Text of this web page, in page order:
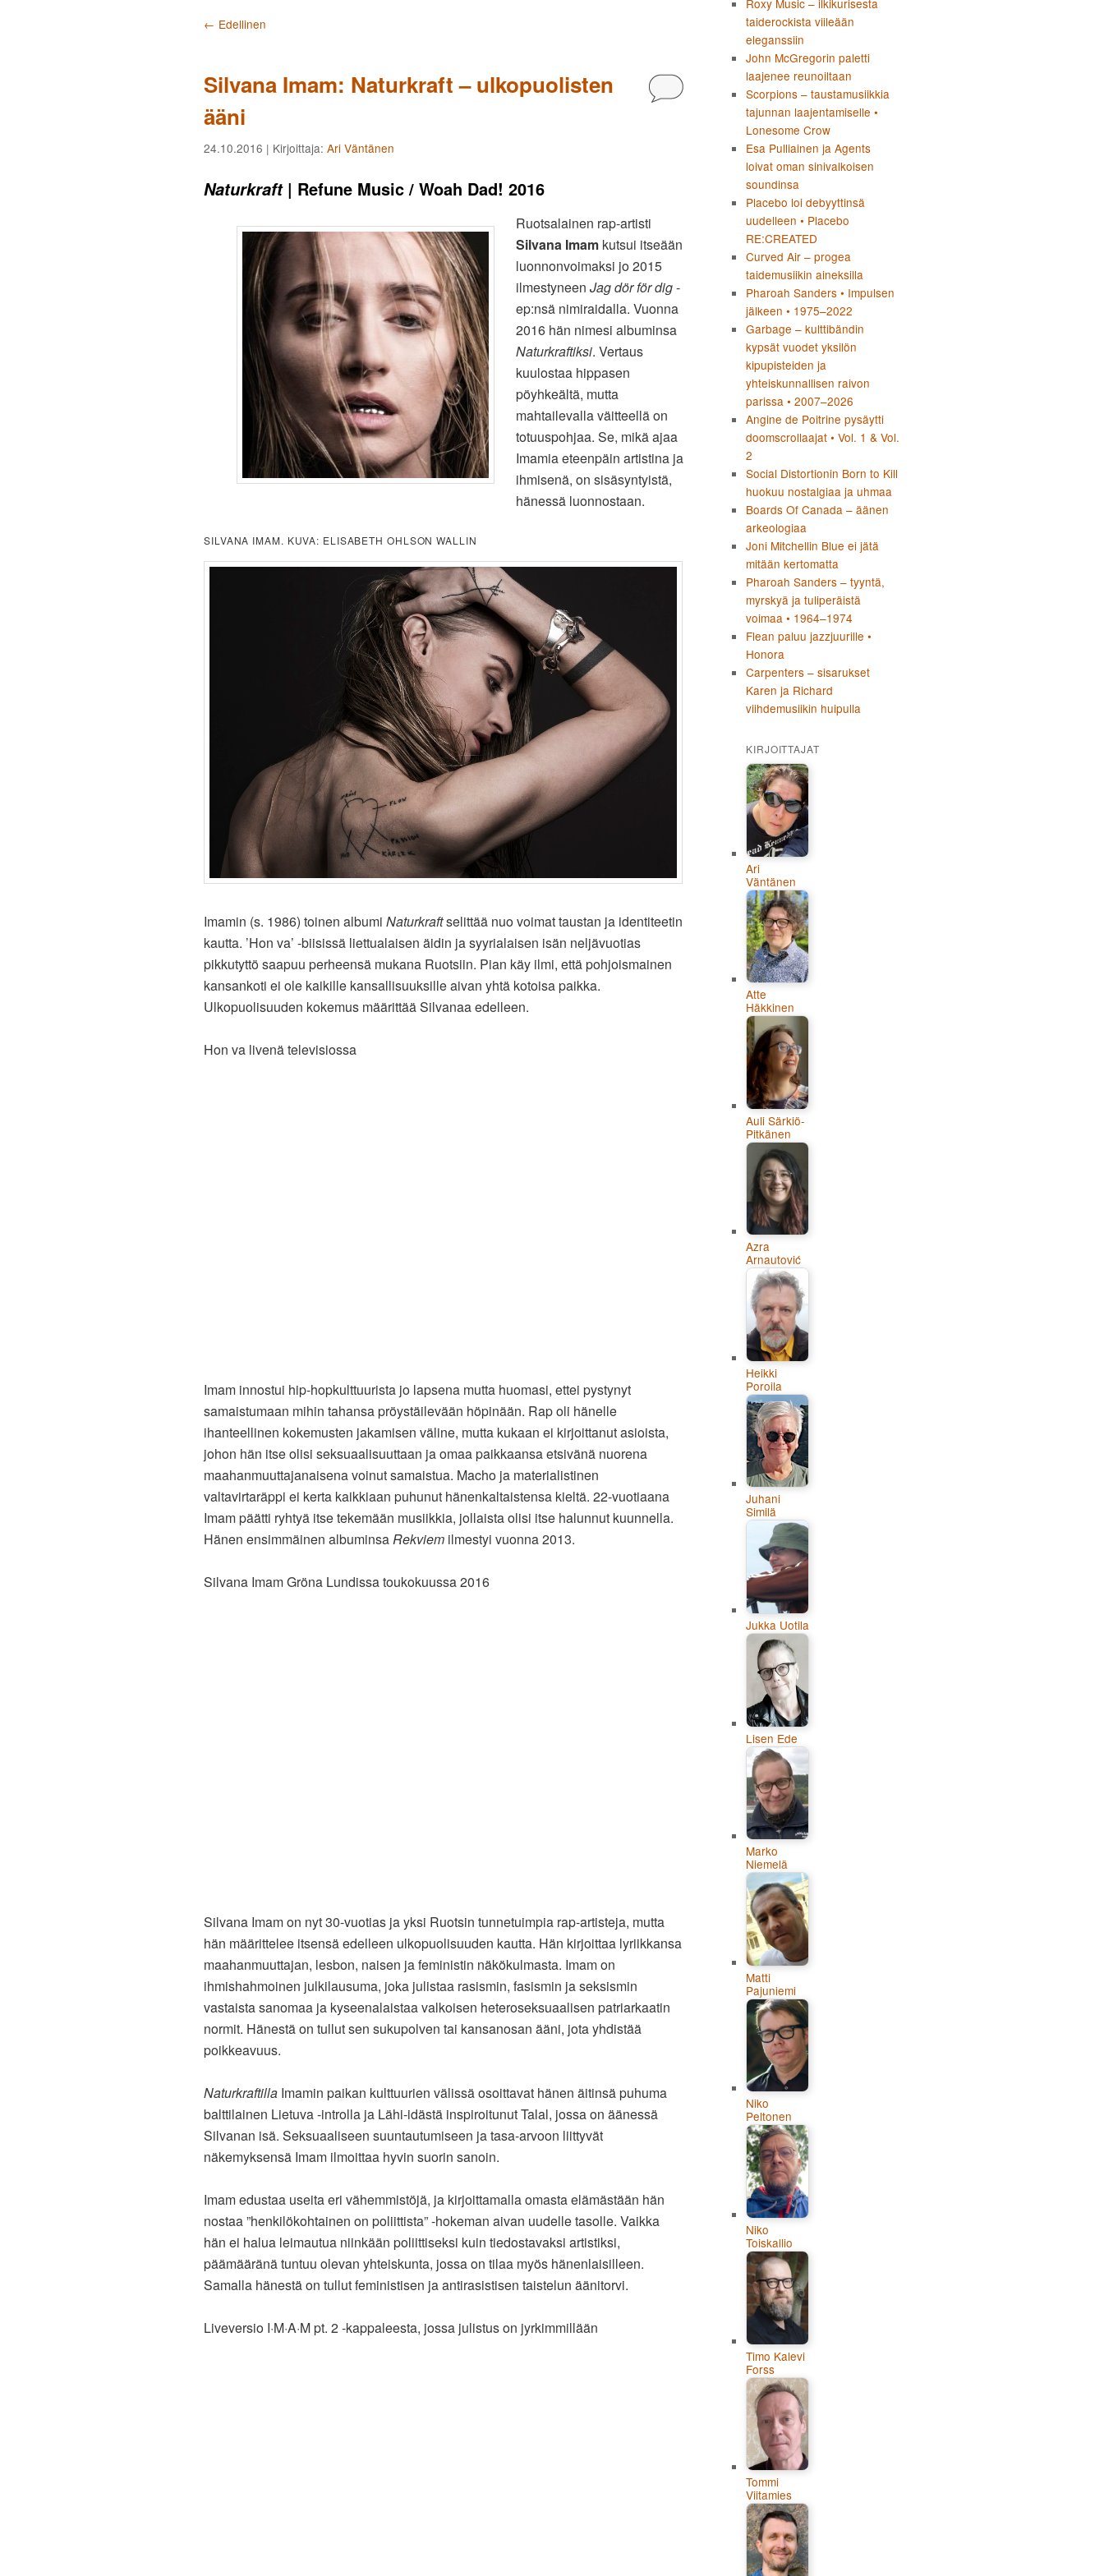
Artikkelien selaus
← Edellinen
Silvana Imam: Naturkraft – ulkopuolisten
ääni
Kommentoi
24.10.2016 | Kirjoittaja: Ari Väntänen
Naturkraft| Refune Music / Woah Dad! 2016
Ruotsalainen rap-artisti
Silvana Imam kutsui itseään
luonnonvoimaksi jo 2015
ilmestyneen Jag dör för dig-
ep:nsä nimiraidalla. Vuonna
2016 hän nimesi albuminsa
Naturkraftiksi. Vertaus
kuulostaa hippasen
pöyhkeältä, mutta
mahtailevalla väitteellä on
totuuspohjaa. Se, mikä ajaa
Imamia eteenpäin artistina ja
ihmisenä, on sisäsyntyistä,
hänessä luonnostaan.
SILVANA IMAM. KUVA: ELISABETH OHLSON WALLIN
Imamin (s. 1986) toinen albumi Naturkraftselittää nuo voimat taustan ja identiteetin
kautta. ’Hon va’ -biisissä liettualaisen äidin ja syyrialaisen isän neljävuotias
pikkutyttö saapuu perheensä mukana Ruotsiin. Pian käy ilmi, että pohjoismainen
kansankoti ei ole kaikille kansallisuuksille aivan yhtä kotoisa paikka.
Ulkopuolisuuden kokemus määrittää Silvanaa edelleen.
Hon va livenä televisiossa
Imam innostui hip-hopkulttuurista jo lapsena mutta huomasi, ettei pystynyt
samaistumaan mihin tahansa pröystäilevään höpinään. Rap oli hänelle
ihanteellinen kokemusten jakamisen väline, mutta kukaan ei kirjoittanut asioista,
johon hän itse olisi seksuaalisuuttaan ja omaa paikkaansa etsivänä nuorena
maahanmuuttajanaisena voinut samaistua. Macho ja materialistinen
valtavirtaräppi ei kerta kaikkiaan puhunut hänenkaltaistensa kieltä. 22-vuotiaana
Imam päätti ryhtyä itse tekemään musiikkia, jollaista olisi itse halunnut kuunnella.
Hänen ensimmäinen albuminsaRekviem ilmestyi vuonna 2013.
Silvana Imam Gröna Lundissa toukokuussa 2016
Silvana Imam on nyt 30-vuotias ja yksi Ruotsin tunnetuimpia rap-artisteja, mutta
hän määrittelee itsensä edelleen ulkopuolisuuden kautta. Hän kirjoittaa lyriikkansa
maahanmuuttajan, lesbon, naisen ja feministin näkökulmasta. Imam on
ihmishahmoinen julkilausuma, joka julistaa rasismin, fasismin ja seksismin
vastaista sanomaa ja kyseenalaistaa valkoisen heteroseksuaalisen patriarkaatin
normit. Hänestä on tullut sen sukupolven tai kansanosan ääni, jota yhdistää
poikkeavuus.
Naturkraftilla Imamin paikan kulttuurien välissä osoittavat hänen äitinsä puhuma
balttilainen Lietuva -introlla ja Lähi-idästä inspiroitunut Talal, jossa on äänessä
Silvanan isä. Seksuaaliseen suuntautumiseen ja tasa-arvoon liittyvät
näkemyksensä Imam ilmoittaa hyvin suorin sanoin.
Imam edustaa useita eri vähemmistöjä, ja kirjoittamalla omasta elämästään hän
nostaa ”henkilökohtainen on poliittista” -hokeman aivan uudelle tasolle. Vaikka
hän ei halua leimautua niinkään poliittiseksi kuin tiedostavaksi artistiksi,
päämääränä tuntuu olevan yhteiskunta, jossa on tilaa myös hänenlaisilleen.
Samalla hänestä on tullut feministisen ja antirasistisen taistelun äänitorvi.
Liveversio I·M·A·M pt. 2 -kappaleesta, jossa julistus on jyrkimmillään
Roxy Music – ilkikurisesta
taiderockista viileään
eleganssiin
John McGregorin paletti
laajenee reunoiltaan
Scorpions – taustamusiikkia
tajunnan laajentamiselle •
Lonesome Crow
Esa Pulliainen ja Agents
loivat oman sinivalkoisen
soundinsa
Placebo loi debyyttinsä
uudelleen • Placebo
RE:CREATED
Curved Air – progea
taidemusiikin aineksilla
Pharoah Sanders • Impulsen
jälkeen • 1975–2022
Garbage – kulttibändin
kypsät vuodet yksilön
kipupisteiden ja
yhteiskunnallisen raivon
parissa • 2007–2026
Angine de Poitrine pysäytti
doomscrollaajat • Vol. 1 & Vol.
2
Social Distortionin Born to Kill
huokuu nostalgiaa ja uhmaa
Boards Of Canada – äänen
arkeologiaa
Joni Mitchellin Blue ei jätä
mitään kertomatta
Pharoah Sanders – tyyntä,
myrskyä ja tuliperäistä
voimaa • 1964–1974
Flean paluu jazzjuurille •
Honora
Carpenters – sisarukset
Karen ja Richard
viihdemusiikin huipulla
KIRJOITTAJAT
Ari
Väntänen
Atte
Häkkinen
Auli Särkiö-
Pitkänen
Azra
Arnautović
Heikki
Poroila
Juhani
Similä
Jukka Uotila
Lisen Ede
Marko
Niemelä
Matti
Pajuniemi
Niko
Peltonen
Niko
Toiskallio
Timo Kalevi
Forss
Tommi
Viitamies